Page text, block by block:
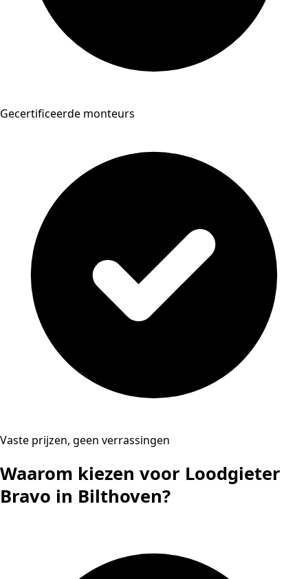
Gecertificeerde monteurs
Vaste prijzen, geen verrassingen
Waarom kiezen voor Loodgieter
Bravo in Bilthoven?